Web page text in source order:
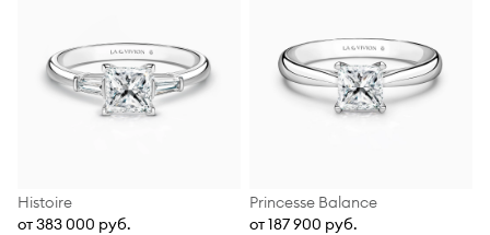
Histoire
от 383 000 руб.
Princesse Balance
от 187 900 руб.